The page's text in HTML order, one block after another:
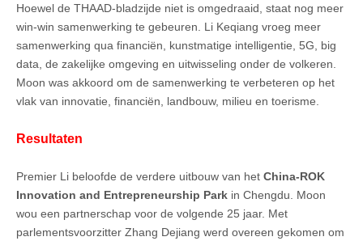
Hoewel de THAAD-bladzijde niet is omgedraaid, staat nog meer
win-win samenwerking te gebeuren. Li Keqiang vroeg meer
samenwerking qua financiën, kunstmatige intelligentie, 5G, big
data, de zakelijke omgeving en uitwisseling onder de volkeren.
Moon was akkoord om de samenwerking te verbeteren op het
vlak van innovatie, financiën, landbouw, milieu en toerisme.
Resultaten
Premier Li beloofde de verdere uitbouw van het China-ROK
Innovation and Entrepreneurship Park in Chengdu. Moon
wou een partnerschap voor de volgende 25 jaar. Met
parlementsvoorzitter Zhang Dejiang werd overeen gekomen om